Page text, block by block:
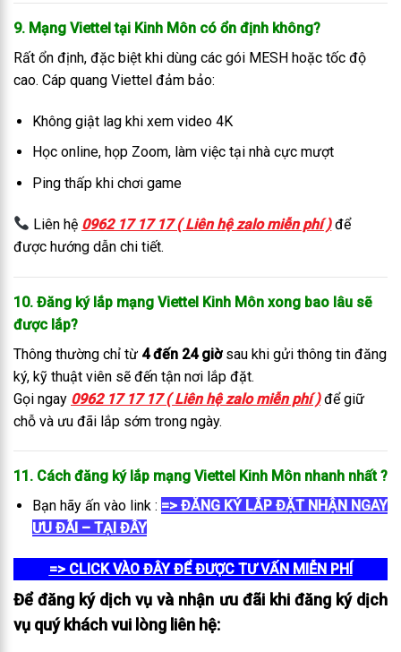
9. Mạng Viettel tại Kinh Môn có ổn định không?
Rất ổn định, đặc biệt khi dùng các gói MESH hoặc tốc độ
cao. Cáp quang Viettel đảm bảo:
Không giật lag khi xem video 4K
Học online, họp Zoom, làm việc tại nhà cực mượt
Ping thấp khi chơi game
Liên hệ 0962 17 17 17 ( Liên hệ zalo miễn phí ) để
được hướng dẫn chi tiết.
10. Đăng ký lắp mạng Viettel Kinh Môn xong bao lâu sẽ
được lắp?
Thông thường chỉ từ 4 đến 24 giờsau khi gửi thông tin đăng
ký, kỹ thuật viên sẽ đến tận nơi lắp đặt.
Gọi ngay 0962 17 17 17 ( Liên hệ zalo miễn phí )để giữ
chỗ và ưu đãi lắp sớm trong ngày.
11. Cách đăng ký lắp mạng Viettel Kinh Môn nhanh nhất?
Bạn hãy ấn vào link : => ĐĂNG KÝ LẮP ĐẶT NHẬN NGAY
ƯU ĐÃI – TẠI ĐÂY
=> CLICK VÀO ĐÂY ĐỂ ĐƯỢC TƯ VẤN MIỄN PHÍ
Để đăng ký dịch vụ và nhận ưu đãi khi đăng ký dịch
vụ quý khách vui lòng liên hệ: